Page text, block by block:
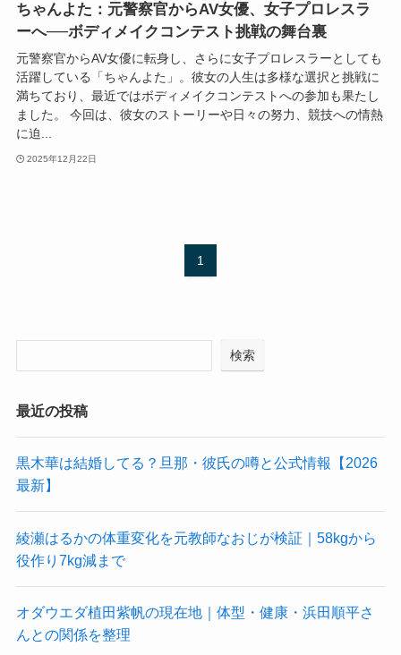
ちゃんよた：元警察官からAV女優、女子プロレスラ
ーへ──ボディメイクコンテスト挑戦の舞台裏
元警察官からAV女優に転身し、さらに女子プロレスラーとしても
活躍している「ちゃんよた」。彼女の人生は多様な選択と挑戦に
満ちており、最近ではボディメイクコンテストへの参加も果たし
ました。 今回は、彼女のストーリーや日々の努力、競技への情熱
に迫...
2025年12月22日
1
検索
最近の投稿
黒木華は結婚してる？旦那・彼氏の噂と公式情報【2026
最新】
綾瀬はるかの体重変化を元教師なおじが検証｜58kgから
役作り7kg減まで
オダウエダ植田紫帆の現在地｜体型・健康・浜田順平さ
んとの関係を整理